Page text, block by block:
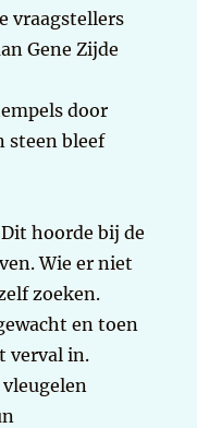
vraagstellers
Gene Zijde
door
steen bleef
hoorde bij de
Wie er niet
zoeken.
en toen
verval in.